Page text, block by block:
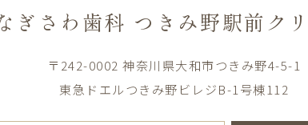
ぎさわ歯科 つきみ野駅前ク
〒242-0002 神奈川県大和市つきみ野4-5-1
東急ドエルつきみ野ビレジB-1号棟112